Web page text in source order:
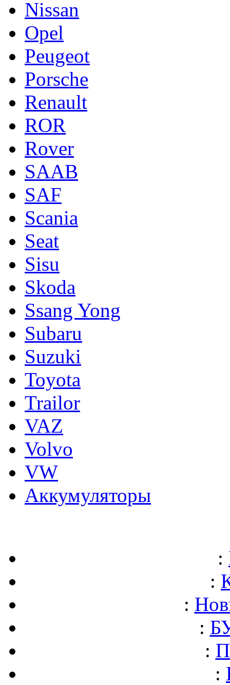
Nissan
Opel
Peugeot
Porsche
Renault
ROR
Rover
SAAB
SAF
Scania
Seat
Sisu
Skoda
Ssang Yong
Subaru
Suzuki
Toyota
Trailor
VAZ
Volvo
VW
Аккумуляторы
:
:
:
:
:
: